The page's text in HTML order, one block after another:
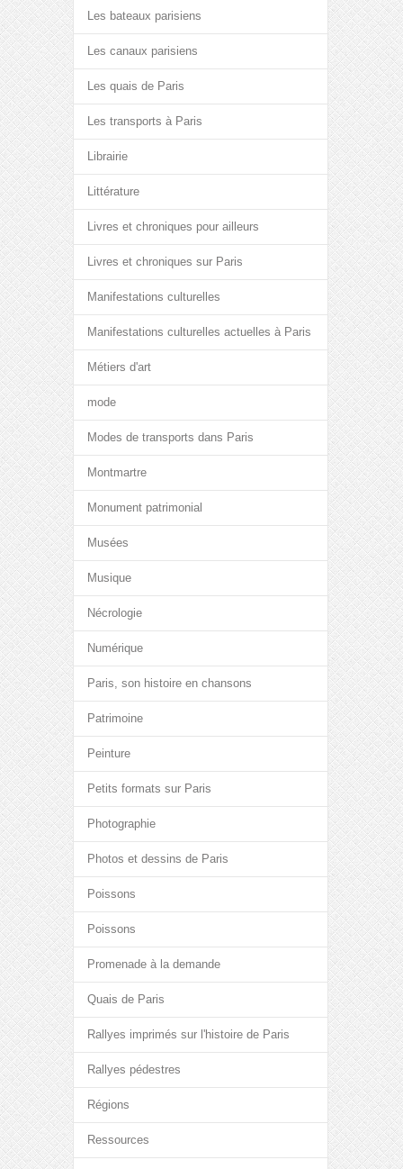
Les bateaux parisiens
Les canaux parisiens
Les quais de Paris
Les transports à Paris
Librairie
Littérature
Livres et chroniques pour ailleurs
Livres et chroniques sur Paris
Manifestations culturelles
Manifestations culturelles actuelles à Paris
Métiers d'art
mode
Modes de transports dans Paris
Montmartre
Monument patrimonial
Musées
Musique
Nécrologie
Numérique
Paris, son histoire en chansons
Patrimoine
Peinture
Petits formats sur Paris
Photographie
Photos et dessins de Paris
Poissons
Poissons
Promenade à la demande
Quais de Paris
Rallyes imprimés sur l'histoire de Paris
Rallyes pédestres
Régions
Ressources